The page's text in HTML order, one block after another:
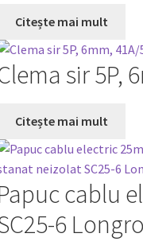
Citește mai mult
sir 5P,
Citește mai mult
cablu
6